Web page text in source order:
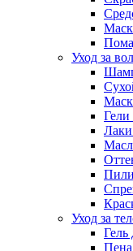
Уход за
Гели
Уход за
Гель